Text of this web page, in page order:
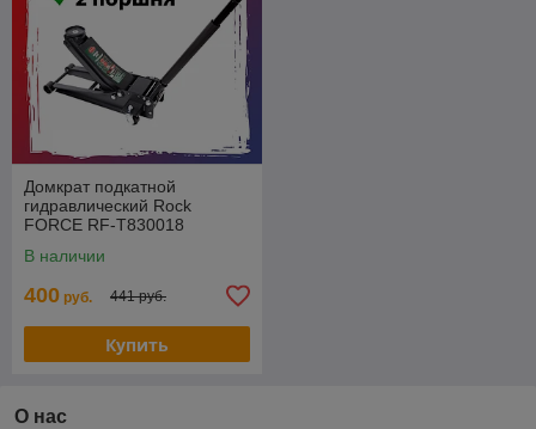
Домкрат подкатной
гидравлический Rock
FORCE RF-T830018
низкопрофильный 3т h min
В наличии
400 руб. 441 руб.
Купить
О нас